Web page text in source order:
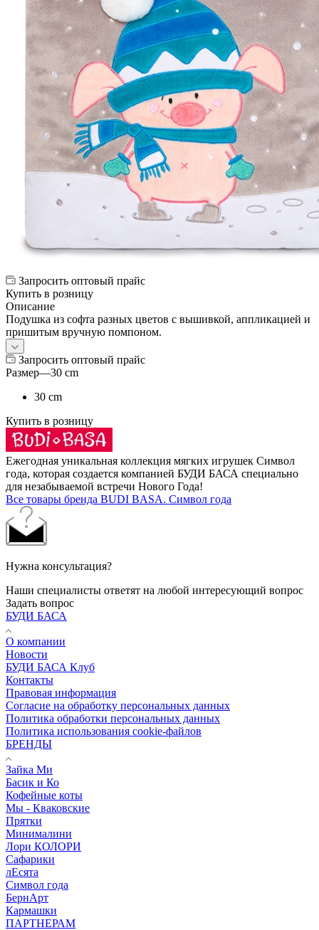
Запросить оптовый прайс
Купить в розницу
Описание
Подушка из софта разных цветов с вышивкой, аппликацией и
пришитым вручную помпоном.
Запросить оптовый прайс
Размер—30 cm
30 cm
Купить в розницу
Ежегодная уникальная коллекция мягких игрушек Символ
года, которая создается компанией БУДИ БАСА специально
для незабываемой встречи Нового Года!
Все товары бренда BUDI BASA. Символ года
Нужна консультация?
Наши специалисты ответят на любой интересующий вопрос
Задать вопрос
БУДИ БАСА
О компании
Новости
БУДИ БАСА Клуб
Контакты
Правовая информация
Согласие на обработку персональных данных
Политика обработки персональных данных
Политика использования cookie-файлов
БРЕНДЫ
Зайка Ми
Басик и Ко
Кофейные коты
Мы - Кваковские
Прятки
Минималини
Лори КОЛОРИ
Сафарики
лЕсята
Символ года
БернАрт
Кармашки
ПАРТНЕРАМ